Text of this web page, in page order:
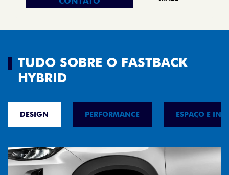
TUDO SOBRE O FASTBACK
HYBRID
DESIGN PERFORMANCE ESPAÇO E